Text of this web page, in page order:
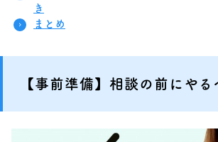
き
まとめ
【事前準備】相談の前にやる